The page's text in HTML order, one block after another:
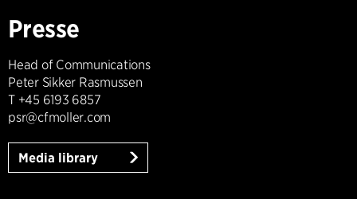
Presse
Head of Communications
Peter Sikker Rasmussen
T +45 6193 6857
psr@cfmoller.com
Media library